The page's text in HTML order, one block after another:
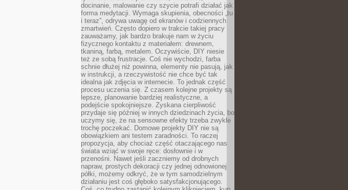
docinanie, malowanie czy szycie potrafi działać jak
forma medytacji. Wymaga skupienia, obecności „tu
i teraz”, odrywa uwagę od ekranów i codziennych
zmartwień. Często dopiero w trakcie takiej pracy
zauważamy, jak bardzo brakuje nam w życiu
fizycznego kontaktu z materiałem: drewnem,
tkaniną, farbą, metalem. Oczywiście, DIY niesie
też ze sobą frustracje. Coś nie wychodzi, farba
schnie dłużej niż powinna, elementy nie pasują, jak
w instrukcji, a rzeczywistość nie chce być tak
idealna jak zdjęcia w internecie. To jednak część
procesu uczenia się. Z czasem kolejne projekty są
lepsze, planowanie bardziej realistyczne, a
podejście spokojniejsze. Zyskana cierpliwość
przydaje się później w innych dziedzinach życia, bo
uczymy się, że na sensowne efekty trzeba zwykle
trochę poczekać. Domowe projekty DIY nie są
obowiązkiem ani testem zaradności. To raczej
propozycja, aby chociaż część otaczającego nas
świata wziąć w swoje ręce: dosłownie i w
przenośni. Nawet jeśli zaczniemy od drobnych
napraw, prostych dekoracji czy jednej odnowionej
półki, możemy odkryć, że w tym samodzielnym
działaniu jest coś głęboko satysfakcjonującego.